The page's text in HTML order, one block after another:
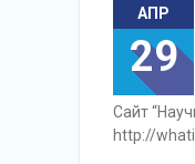
АПР
29
Сайт
http://